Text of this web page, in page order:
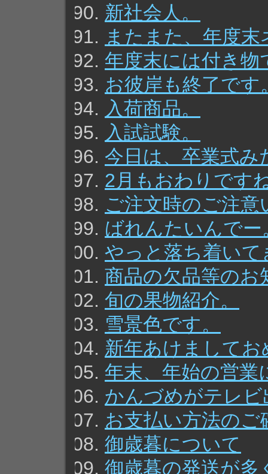
新社会人。
またまた、年度
年度末には付き物
お彼岸も終了です
入荷商品。
入試試験。
今日は、卒業式み
2月もおわりです
ご注文時のご注意
ばれんたいんでー
やっと落ち着いて
商品の欠品等のお
旬の果物紹介。
雪景色です。
新年あけまして
年末、年始の営業
かんづめがテレ
お支払い方法のご
御歳暮について
御歳暮の発送が